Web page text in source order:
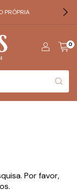
PRÓPRIA
0
Por favor,